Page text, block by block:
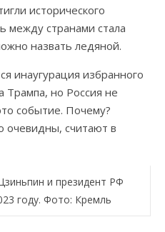
исторического
между странами стала
назвать ледяной.
инаугурация избранного
но Россия не
событие. Почему?
очевидны, считают в
и президент РФ
году. Фото: Кремль